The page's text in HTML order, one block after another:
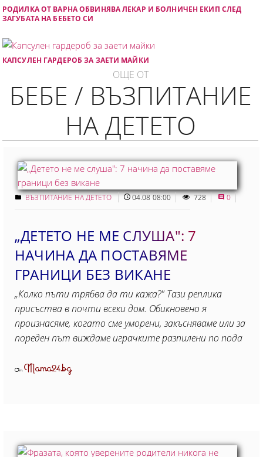
РОДИЛКА ОТ ВАРНА ОБВИНЯВА ЛЕКАР И БОЛНИЧЕН ЕКИП СЛЕД
ЗАГУБАТА НА БЕБЕТО СИ
КАПСУЛЕН ГАРДЕРОБ ЗА ЗАЕТИ МАЙКИ
ОЩЕ ОТ
БЕБЕ / ВЪЗПИТАНИЕ
НА ДЕТЕТО
ВЪЗПИТАНИЕ НА ДЕТЕТО 04.08 08:00 728 0
„ДЕТЕТО НЕ МЕ СЛУША": 7
НАЧИНА ДА ПОСТАВЯМЕ
ГРАНИЦИ БЕЗ ВИКАНЕ
„Колко пъти трябва да ти кажа?" Тази реплика
присъства в почти всеки дом. Обикновено я
произнасяме, когато сме уморени, закъсняваме или за
пореден път виждаме играчките разпилени по пода
ОтMama24.bg